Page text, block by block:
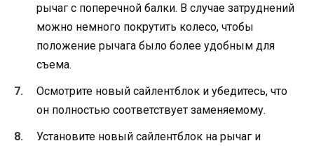
рычаг с поперечной балки. В случае затруднений
можно немного покрутить колесо, чтобы
положение рычага было более удобным для
съема.
Осмотрите новый сайлентблок и убедитесь, что
он полностью соответствует заменяемому.
Установите новый сайлентблок на рычаг и